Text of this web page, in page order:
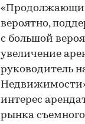
вероятно,
с большой
увеличение
руководитель
интерес
рынка